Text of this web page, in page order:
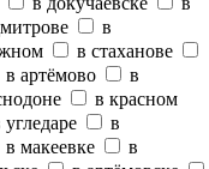
в
в стаханове
в артёмово
в
в красном
угледаре
в
в макеевке
в